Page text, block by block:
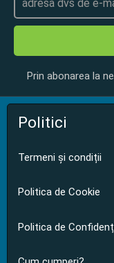
Prin abonarea la
Politici
Termeni și condiții
Politica de Cookie
Politica de